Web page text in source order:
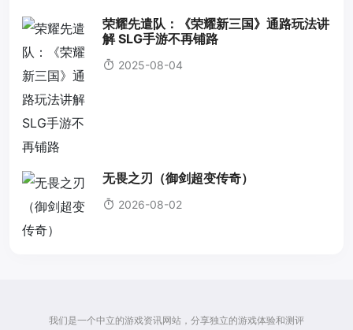
荣耀先遣队：《荣耀新三国》通路玩法讲
解 SLG手游不再铺路
2025-08-04
无畏之刃（御剑超变传奇）
2026-08-02
我们是一个中立的游戏资讯网站，分享独立的游戏体验和测评